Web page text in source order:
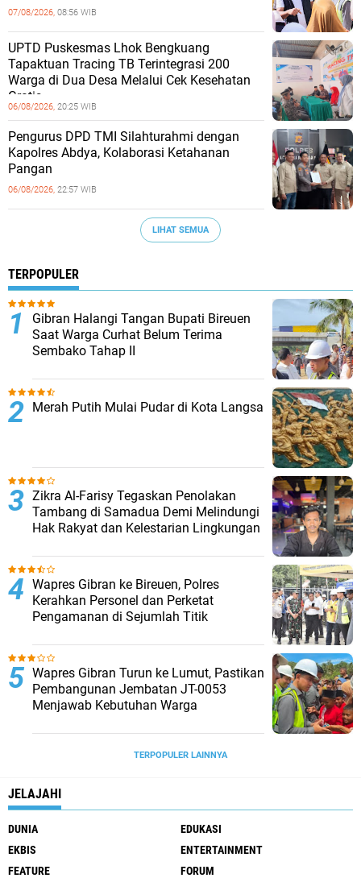
07/08/2026, 08:56 WIB
UPTD Puskesmas Lhok Bengkuang
Tapaktuan ‎Tracing TB Terintegrasi 200
Warga di Dua Desa Melalui Cek Kesehatan
Gratis
06/08/2026, 20:25 WIB
Pengurus DPD TMI Silahturahmi dengan
Kapolres Abdya, Kolaborasi Ketahanan
Pangan
06/08/2026, 22:57 WIB
LIHAT SEMUA
TERPOPULER
Gibran Halangi Tangan Bupati Bireuen
Saat Warga Curhat Belum Terima
Sembako Tahap II
Merah Putih Mulai Pudar di Kota Langsa
Zikra Al-Farisy Tegaskan Penolakan
Tambang di Samadua Demi Melindungi
Hak Rakyat dan Kelestarian Lingkungan
Wapres Gibran ke Bireuen, Polres
Kerahkan Personel dan Perketat
Pengamanan di Sejumlah Titik
Wapres Gibran Turun ke Lumut, Pastikan
Pembangunan Jembatan JT-0053
Menjawab Kebutuhan Warga
TERPOPULER LAINNYA
JELAJAHI
DUNIA
EDUKASI
EKBIS
ENTERTAINMENT
FEATURE
FORUM